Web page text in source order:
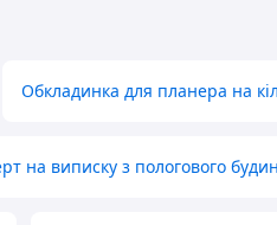
Обкладинка для планера на
на виписку з пологового